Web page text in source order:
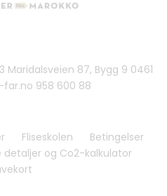
Maridalsveien 87, Bygg 9 0461
958 600 88
Fliseskolen
Betingelser
detaljer og Co2-kalkulator